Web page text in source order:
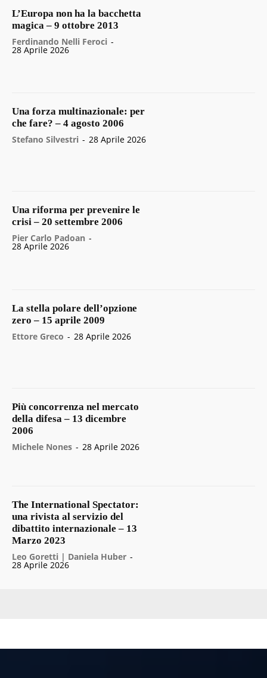
L’Europa non ha la bacchetta
magica – 9 ottobre 2013
Ferdinando Nelli Feroci -
28 Aprile 2026
Una forza multinazionale: per
che fare? – 4 agosto 2006
Stefano Silvestri - 28 Aprile 2026
Una riforma per prevenire le
crisi – 20 settembre 2006
Pier Carlo Padoan -
28 Aprile 2026
La stella polare dell’opzione
zero – 15 aprile 2009
Ettore Greco - 28 Aprile 2026
Più concorrenza nel mercato
della difesa – 13 dicembre
2006
Michele Nones - 28 Aprile 2026
The International Spectator:
una rivista al servizio del
dibattito internazionale – 13
Marzo 2023
Leo Goretti | Daniela Huber -
28 Aprile 2026